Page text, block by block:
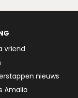
vriend
nieuws
Amalia